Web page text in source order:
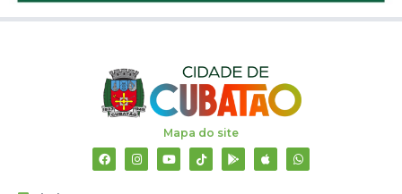
Mapa do site